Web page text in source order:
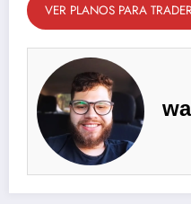
VER PLANOS PARA